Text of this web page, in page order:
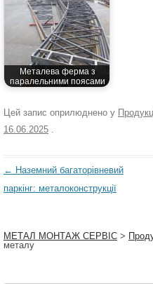
Металева ферма з
паралельними поясами
Цей запис оприлюднено у
16.06.2025 .
Навігація
по
← Наземний багаторівневий
паркінг: металоконструкції
МЕТАЛ МОНТАЖ СЕРВІС >
металу